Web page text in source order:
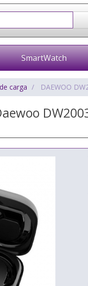
SmartWatch
carga DAEWOO